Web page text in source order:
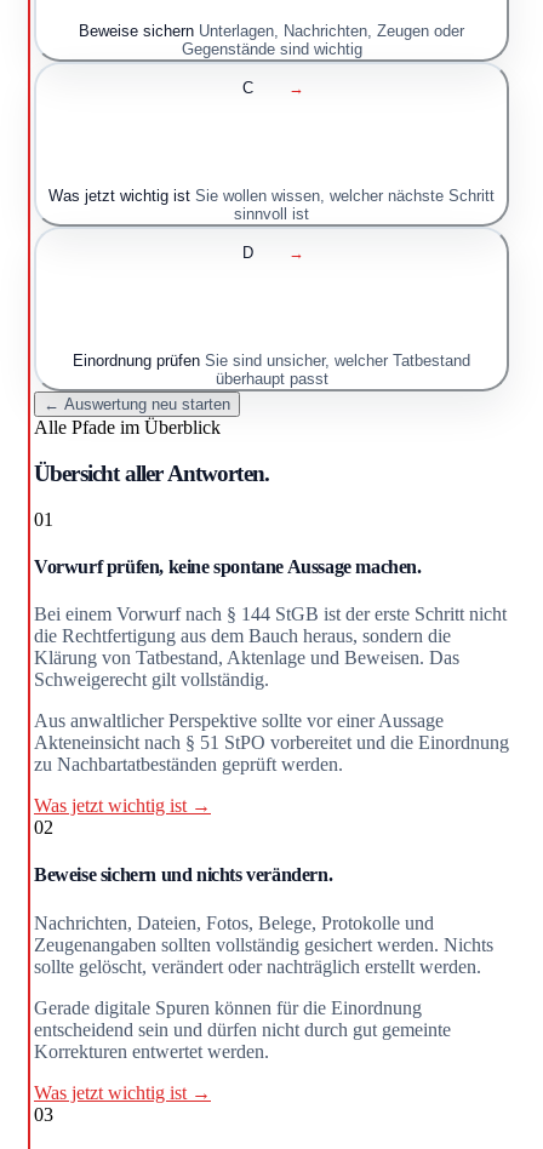
Beweise sichern Unterlagen, Nachrichten, Zeugen oder
Gegenstände sind wichtig
C →
Was jetzt wichtig ist Sie wollen wissen, welcher nächste Schritt
sinnvoll ist
D →
Einordnung prüfen Sie sind unsicher, welcher Tatbestand
überhaupt passt
← Auswertung neu starten
Alle Pfade im Überblick
Übersicht aller Antworten.
01
Vorwurf prüfen, keine spontane Aussage machen.
Bei einem Vorwurf nach § 144 StGB ist der erste Schritt nicht
die Rechtfertigung aus dem Bauch heraus, sondern die
Klärung von Tatbestand, Aktenlage und Beweisen. Das
Schweigerecht gilt vollständig.
Aus anwaltlicher Perspektive sollte vor einer Aussage
Akteneinsicht nach § 51 StPO vorbereitet und die Einordnung
zu Nachbartatbeständen geprüft werden.
Was jetzt wichtig ist →
02
Beweise sichern und nichts verändern.
Nachrichten, Dateien, Fotos, Belege, Protokolle und
Zeugenangaben sollten vollständig gesichert werden. Nichts
sollte gelöscht, verändert oder nachträglich erstellt werden.
Gerade digitale Spuren können für die Einordnung
entscheidend sein und dürfen nicht durch gut gemeinte
Korrekturen entwertet werden.
Was jetzt wichtig ist →
03